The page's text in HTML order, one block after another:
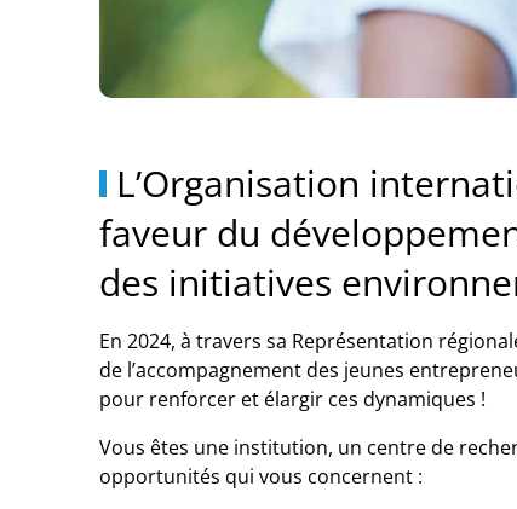
L’Organisation
faveur du
des initiatives
En 2024, à travers sa Représentation
de l’accompagnement des jeunes
pour renforcer et élargir ces dynamiques !
Vous êtes une institution, un centre de
opportunités qui vous concernent :